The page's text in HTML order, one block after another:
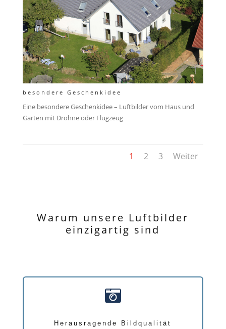
besondere Geschenkidee
Eine besondere Geschenkidee – Luftbilder vom Haus und
Garten mit Drohne oder Flugzeug
1 2 3 Weiter
Warum unsere Luftbilder
einzigartig sind

Herausragende Bildqualität